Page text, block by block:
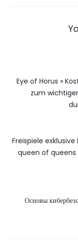
Eye of Horus »
zum
Freispiele
queen of queens
Основы